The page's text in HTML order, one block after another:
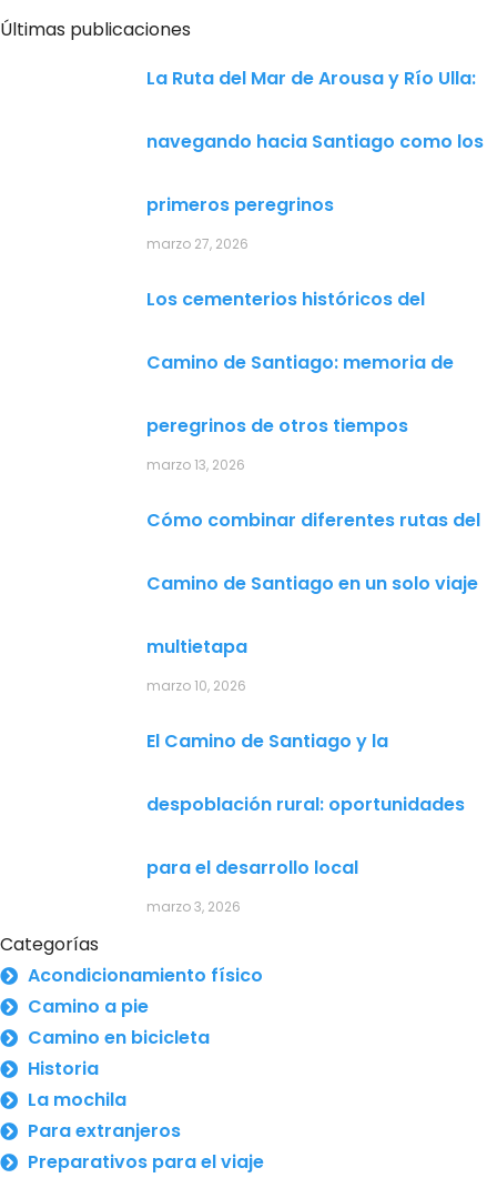
Últimas publicaciones
La Ruta del Mar de Arousa y Río Ulla:
navegando hacia Santiago como los
primeros peregrinos
marzo 27, 2026
Los cementerios históricos del
Camino de Santiago: memoria de
peregrinos de otros tiempos
marzo 13, 2026
Cómo combinar diferentes rutas del
Camino de Santiago en un solo viaje
multietapa
marzo 10, 2026
El Camino de Santiago y la
despoblación rural: oportunidades
para el desarrollo local
marzo 3, 2026
Categorías
Acondicionamiento físico
Camino a pie
Camino en bicicleta
Historia
La mochila
Para extranjeros
Preparativos para el viaje